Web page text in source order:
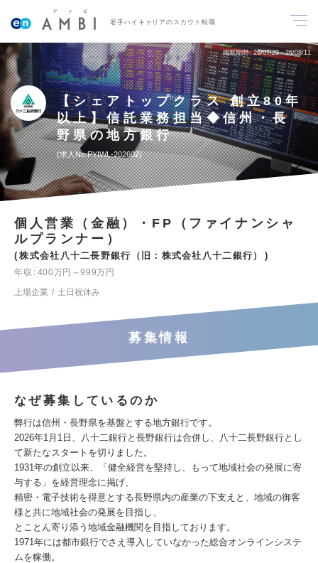
若手ハイキャリアのスカウト転職
掲載期間 26/07/29～26/08/11
【シェアトップクラス 創立80年
以上】信託業務担当◆信州・長
野県の地方銀行
求人No.PYIWL-202602
個人営業（金融）・FP（ファイナンシャ
ルプランナー）
株式会社八十二長野銀行（旧：株式会社八十二銀行）
年収
400万円～999万円
上場企業
土日祝休み
募集情報
なぜ募集しているのか
弊行は信州・長野県を基盤とする地方銀行です。
2026年1月1日、八十二銀行と長野銀行は合併し、八十二長野銀行とし
て新たなスタートを切りました。
1931年の創立以来、「健全経営を堅持し、もって地域社会の発展に寄
与する」を経営理念に掲げ、
精密・電子技術を得意とする長野県内の産業の下支えと、地域の御客
様と共に地域社会の発展を目指し、
とことん寄り添う地域金融機関を目指しております。
1971年には都市銀行でさえ導入していなかった総合オンラインシステ
ムを稼働。